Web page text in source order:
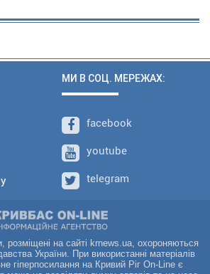
МИ В СОЦ. МЕРЕЖАХ:
facebook
youtube
telegram
розміщені на сайті krnews.ua, охороняються
України. При використанні матеріалів
гіперпосилання на Кривий Ріг On-Line є